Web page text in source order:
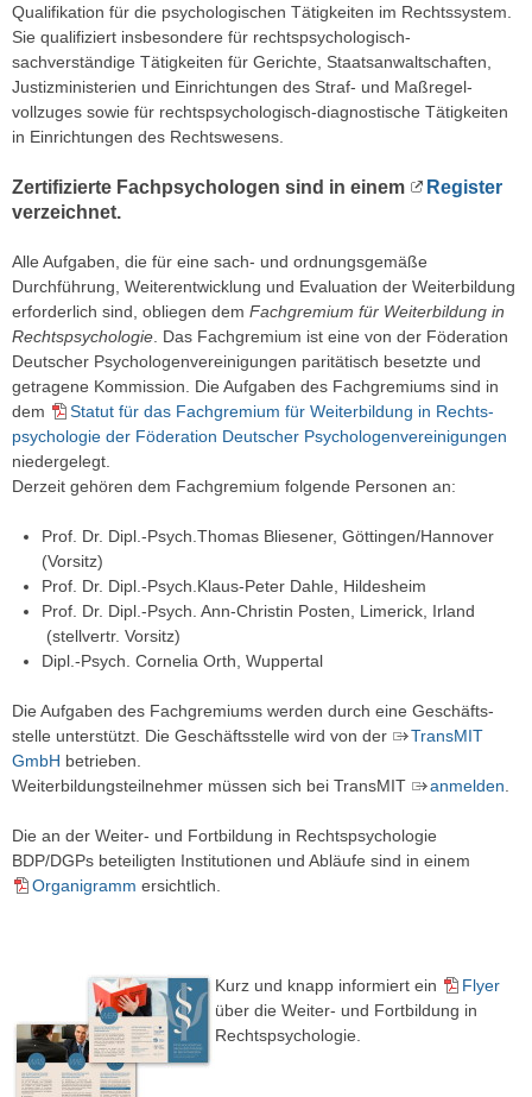
Qualifikation für die psycho­logischen Tätigkeiten im Rechts­system.
Sie qualifiziert ins­besondere für rechtspsychologisch-
sachverständige Tätigkeiten für Gerichte, Staats­anwaltschaften,
Justiz­ministerien und Ein­richtungen des Straf- und Maß­regel­
vollzuges sowie für rechts­psychologisch-diagnostische Tätigkeiten
in Einrichtungen des Rechtswesens.
Zertifizierte Fachpsychologen sind in einem
Register
verzeichnet.
Alle Aufgaben, die für eine sach- und ordnungsgemäße
Durchführung, Weiter­entwicklung und Evaluation der Weiter­bildung
erforderlich sind, obliegen dem Fach­gremium für Weiter­bildung in
Rechts­psychologie . Das Fach­gremium ist eine von der Föderation
Deutscher Psychologen­vereinigungen paritätisch besetzte und
getragene Kommission. Die Aufgaben des Fach­gremiums sind in
dem
Statut für das Fach­gremium für Weiter­bildung in Rechts­
psychologie der Föderation Deutscher Psychologen­vereinigungen
nieder­gelegt.
Derzeit gehören dem Fach­gremium folgende Personen an:
Prof. Dr. Dipl.-Psych.Thomas Bliesener, Göttingen/Hannover
(Vorsitz)
Prof. Dr. Dipl.-Psych.Klaus-Peter Dahle, Hildesheim
Prof. Dr. Dipl.-Psych. Ann-Christin Posten, Limerick, Irland
(stellvertr. Vorsitz)
Dipl.-Psych. Cornelia Orth, Wuppertal
Die Aufgaben des Fachgremiums werden durch eine Geschäfts­
stelle unterstützt. Die Geschäftsstelle wird von der
TransMIT
GmbH betrieben.
Weiterbildungsteilnehmer müssen sich bei TransMIT
anmelden
Die an der Weiter- und Fortbildung in Rechtspsychologie
BDP/DGPs beteiligten Institutionen und Abläufe sind in einem
Organigramm ersichtlich.
Kurz und knapp informiert ein
Flyer
über die Weiter- und Fortbildung in
Rechtspsychologie.